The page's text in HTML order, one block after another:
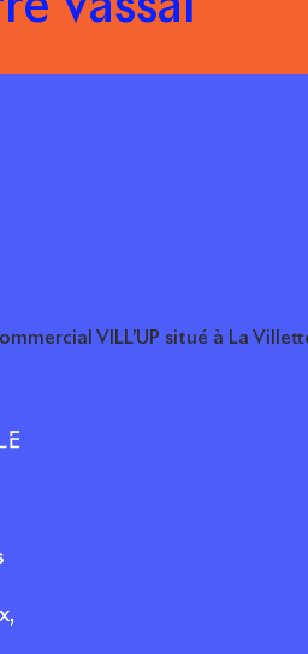
VILL’UP situé à La